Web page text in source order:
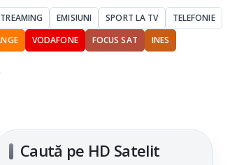
EMISIUNI SPORT LA TV
TELEFONIE
VODAFONE FOCUS SAT
INES
Caută pe HD Satelit